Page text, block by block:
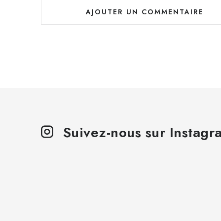
AJOUTER UN COMMENTAIRE
Suivez-nous sur